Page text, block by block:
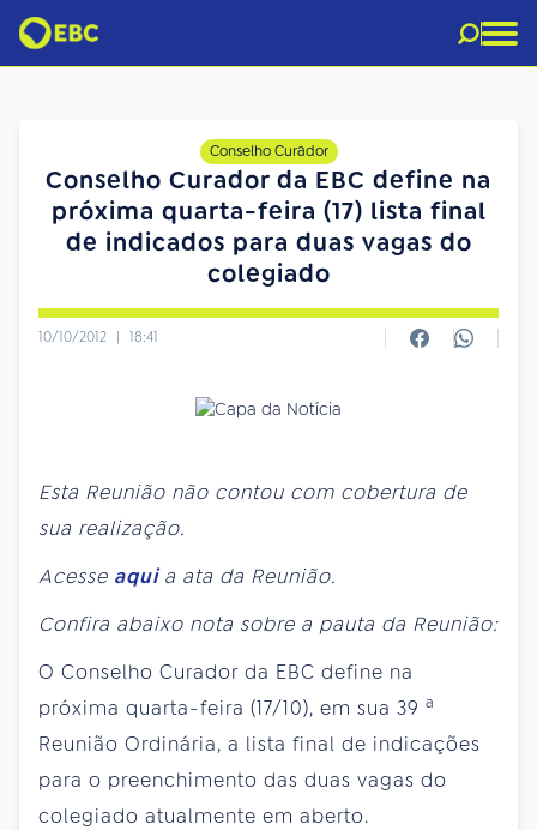
Conselho Curador
Conselho Curador da EBC define na
próxima quarta-feira (17) lista final
de indicados para duas vagas do
colegiado
10/10/2012 | 18:41
Esta Reunião não contou com cobertura de
sua realização.
Acesse aquia ata da Reunião.
Confira abaixo nota sobre a pauta da Reunião:
O Conselho Curador da EBC define na
próxima quarta-feira (17/10), em sua 39 a
Reunião Ordinária, a lista final de indicações
para o preenchimento das duas vagas do
colegiado atualmente em aberto.